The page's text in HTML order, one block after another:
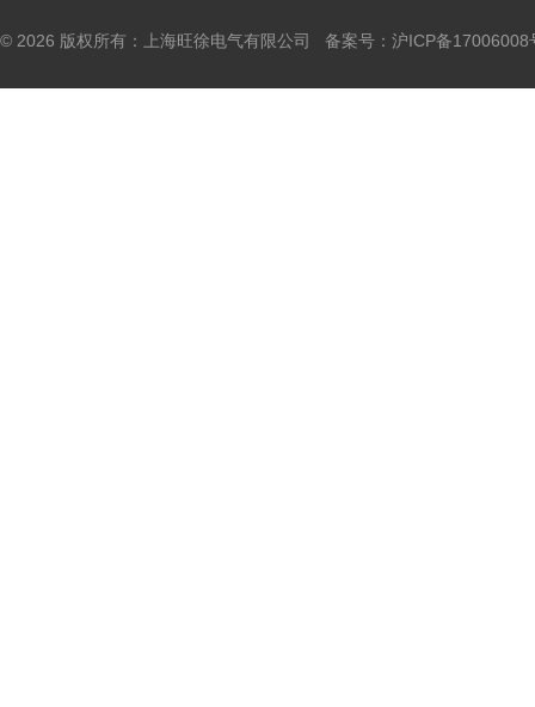
© 2026 版权所有：上海旺徐电气有限公司 备案号： 沪ICP备17006008